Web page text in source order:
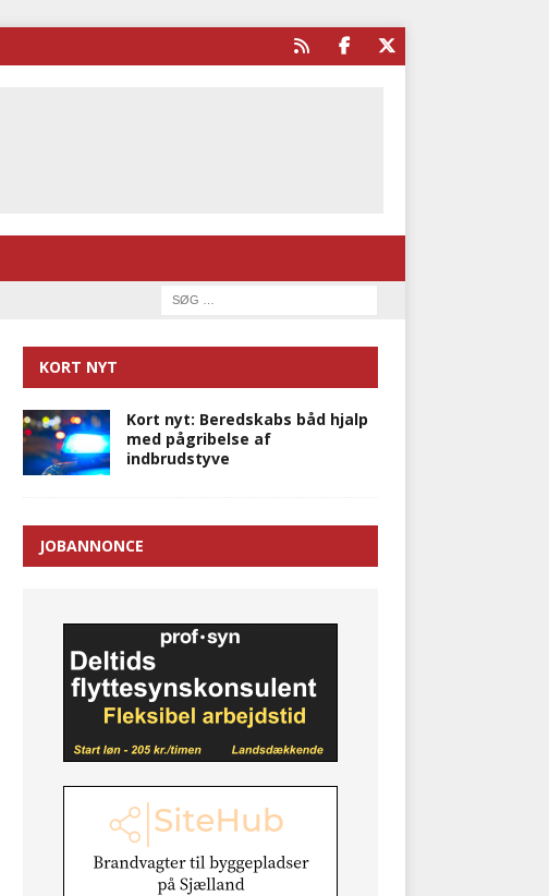
KORT NYT
Kort nyt: Beredskabs båd hjalp
med pågribelse af
indbrudstyve
JOBANNONCE